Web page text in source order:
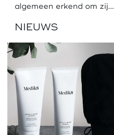
algemeen erkend om zij...
NIEUWS